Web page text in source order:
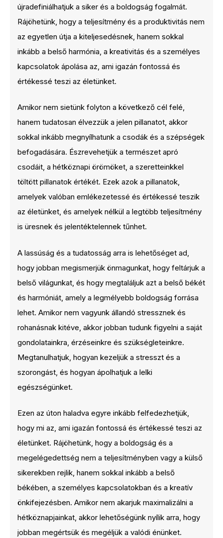
újradefiniálhatjuk a siker és a boldogság fogalmát.
Rájöhetünk, hogy a teljesítmény és a produktivitás nem
az egyetlen útja a kiteljesedésnek, hanem sokkal
inkább a belső harmónia, a kreativitás és a személyes
kapcsolatok ápolása az, ami igazán fontossá és
értékessé teszi az életünket.
Amikor nem sietünk folyton a következő cél felé,
hanem tudatosan élvezzük a jelen pillanatot, akkor
sokkal inkább megnyílhatunk a csodák és a szépségek
befogadására. Észrevehetjük a természet apró
csodáit, a hétköznapi örömöket, a szeretteinkkel
töltött pillanatok értékét. Ezek azok a pillanatok,
amelyek valóban emlékezetessé és értékessé teszik
az életünket, és amelyek nélkül a legtöbb teljesítmény
is üresnek és jelentéktelennek tűnhet.
A lassúság és a tudatosság arra is lehetőséget ad,
hogy jobban megismerjük önmagunkat, hogy feltárjuk a
belső világunkat, és hogy megtaláljuk azt a belső békét
és harmóniát, amely a legmélyebb boldogság forrása
lehet. Amikor nem vagyunk állandó stressznek és
rohanásnak kitéve, akkor jobban tudunk figyelni a saját
gondolatainkra, érzéseinkre és szükségleteinkre.
Megtanulhatjuk, hogyan kezeljük a stresszt és a
szorongást, és hogyan ápolhatjuk a lelki
egészségünket.
Ezen az úton haladva egyre inkább felfedezhetjük,
hogy mi az, ami igazán fontossá és értékessé teszi az
életünket. Rájöhetünk, hogy a boldogság és a
megelégedettség nem a teljesítményben vagy a külső
sikerekben rejlik, hanem sokkal inkább a belső
békében, a személyes kapcsolatokban és a kreatív
önkifejezésben. Amikor nem akarjuk maximalizálni a
hétköznapjainkat, akkor lehetőségünk nyílik arra, hogy
jobban megértsük és megéljük a valódi énünket.